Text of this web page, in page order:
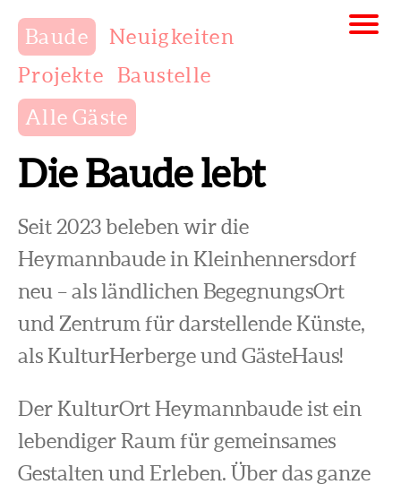
Baude
Neuigkeiten
Projekte
Baustelle
Alle Gäste
Die Baude lebt
Seit 2023 beleben wir die
Heymannbaude in Kleinhennersdorf
neu – als ländlichen BegegnungsOrt
und Zentrum für darstellende Künste,
als KulturHerberge und GästeHaus!
Der KulturOrt Heymannbaude ist ein
lebendiger Raum für gemeinsames
Gestalten und Erleben. Über das ganze